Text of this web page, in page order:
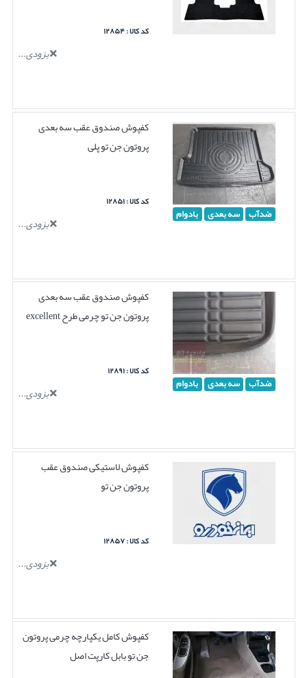
کد کالا : ۱۲۸۵۴
بزودی...
ضدآب سه بعدی بادوام
کفپوش صندوق عقب سه بعدی
پروتون جن تو پلی
کد کالا : ۱۲۸۵۱
بزودی...
ضدآب سه بعدی بادوام
کفپوش صندوق عقب سه بعدی
پروتون جن تو چرمی طرح excellent
کد کالا : ۱۲۸۹۱
بزودی...
کفپوش لاستیکی صندوق عقب
پروتون جن تو
کد کالا : ۱۲۸۵۷
بزودی...
کفپوش کامل یکپارچه چرمی پروتون
جن تو بابل کارپت اصل